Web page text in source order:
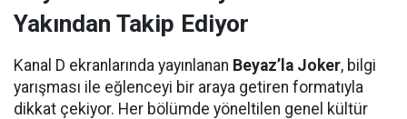
Yakından Takip Ediyor
Kanal D ekranlarında yayınlanan Beyaz’la Joker, bilgi
yarışması ile eğlenceyi bir araya getiren formatıyla
dikkat çekiyor. Her bölümde yöneltilen genel kültür